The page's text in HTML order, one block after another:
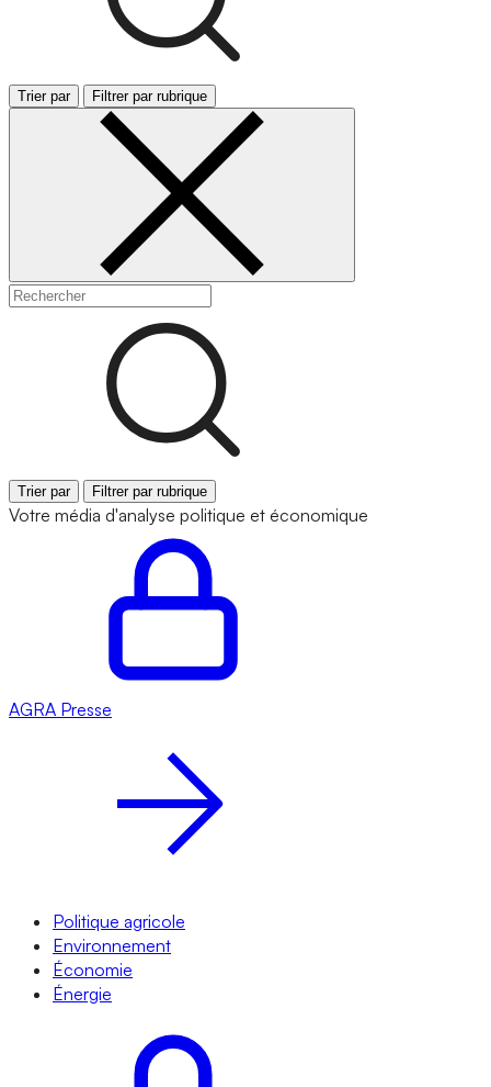
Trier par Filtrer par rubrique
Trier par Filtrer par rubrique
Votre média d'analyse politique et économique
AGRA Presse
Politique agricole
Environnement
Économie
Énergie